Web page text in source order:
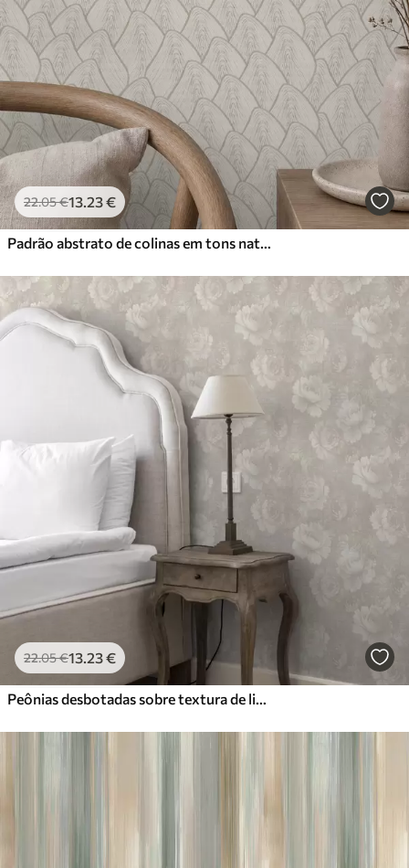
22.05€13.23€
Padrão abstrato de colinas em tons naturais
22.05€13.23€
Peônias desbotadas sobre textura de linho numa paleta de tons bege suaves